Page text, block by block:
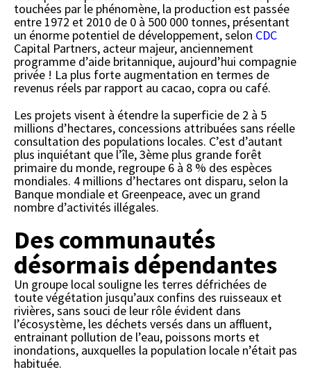
touchées par le phénomène, la production est passée
entre 1972 et 2010 de 0 à 500 000 tonnes, présentant
un énorme potentiel de développement, selon CDC
Capital Partners, acteur majeur, anciennement
programme d’aide britannique, aujourd’hui compagnie
privée ! La plus forte augmentation en termes de
revenus réels par rapport au cacao, copra ou café.
Les projets visent à étendre la superficie de 2 à 5
millions d’hectares, concessions attribuées sans réelle
consultation des populations locales. C’est d’autant
plus inquiétant que l’île, 3ème plus grande forêt
primaire du monde, regroupe 6 à 8 % des espèces
mondiales. 4 millions d’hectares ont disparu, selon la
Banque mondiale et Greenpeace, avec un grand
nombre d’activités illégales.
Des communautés
désormais dépendantes
Un groupe local souligne les terres défrichées de
toute végétation jusqu’aux confins des ruisseaux et
rivières, sans souci de leur rôle évident dans
l’écosystème, les déchets versés dans un affluent,
entrainant pollution de l’eau, poissons morts et
inondations, auxquelles la population locale n’était pas
habituée.